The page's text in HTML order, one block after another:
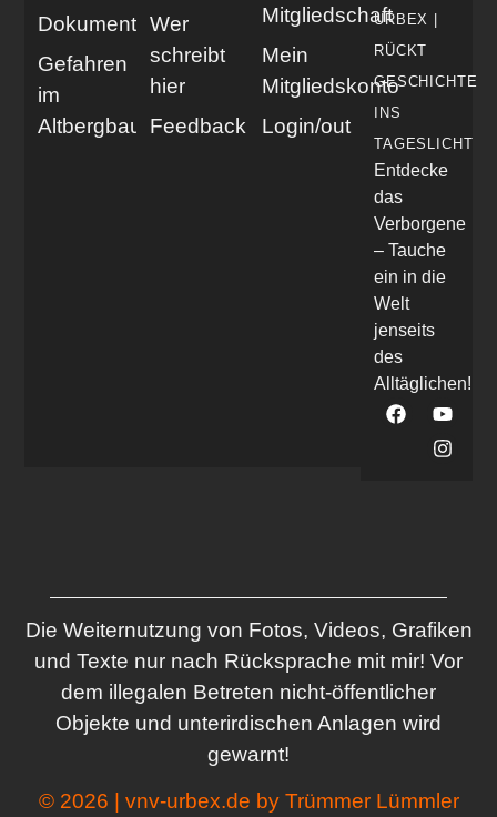
URBEX |
RÜCKT
GESCHICHTE
INS
TAGESLICHT
Entdecke
das
Verborgene
– Tauche
ein in die
Welt
jenseits
des
Alltäglichen!
Dokumentationen
Gefahren
im
Altbergbau
Wer
schreibt
hier
Feedback
Mitgliedschaft
Mein
Mitgliedskonto
Login/out
Die Weiternutzung von Fotos, Videos, Grafiken
und Texte nur nach Rücksprache mit mir! Vor
dem illegalen Betreten nicht-öffentlicher
Objekte und unterirdischen Anlagen wird
gewarnt!
© 2026 | vnv-urbex.de by Trümmer Lümmler